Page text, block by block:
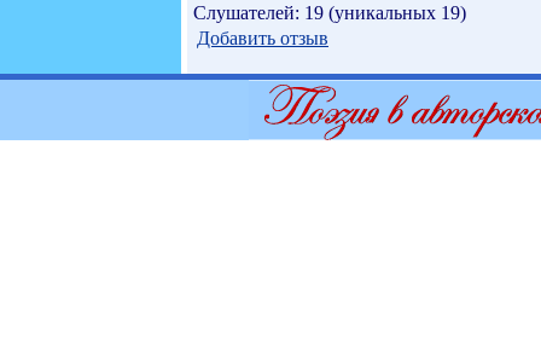
Слушателей: 19 (уникальных 19)
Добавить отзыв